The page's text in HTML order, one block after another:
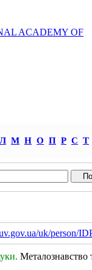
ACADEMY OF
Л М Н О П Р С Т
uk/person/
Металознавство